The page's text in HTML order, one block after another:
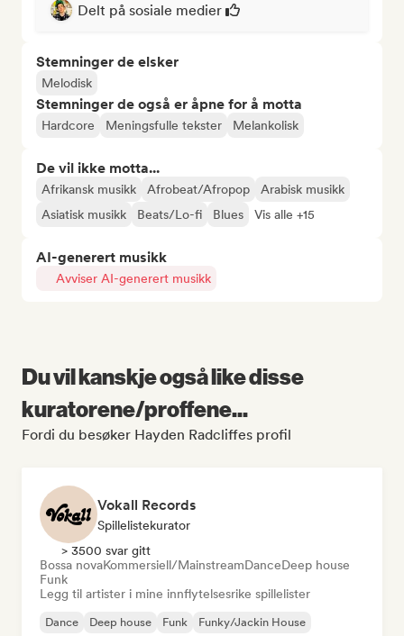
Delt på sosiale medier
Stemninger de elsker
Melodisk
Stemninger de også er åpne for å motta
Hardcore Meningsfulle tekster Melankolisk
De vil ikke motta...
Afrikansk musikk Afrobeat/Afropop
Arabisk musikk
Asiatisk musikk
Beats/Lo-fi Blues Vis alle +15
AI-generert musikk
Avviser AI-generert musikk
Du vil kanskje også like disse
kuratorene/proffene...
Fordi du besøker Hayden Radcliffes profil
Vokall Records
Spillelistekurator
> 3500 svar gitt
Bossa novaKommersiell/MainstreamDanceDeep house
Funk
Legg til artister i mine innflytelsesrike spillelister
Dance Deep house Funk Funky/Jackin House